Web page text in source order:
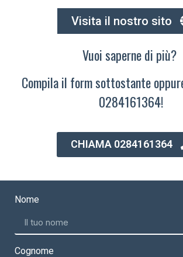
Visita il nostro sito
Vuoi saperne di più?
Compila il form sottostante
0284161364!
CHIAMA 0284161364
Nome
Cognome